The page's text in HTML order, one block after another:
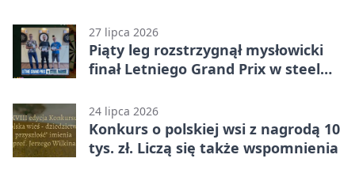
27 lipca 2026
Piąty leg rozstrzygnął mysłowicki
finał Letniego Grand Prix w steel
24 lipca 2026
Konkurs o polskiej wsi z nagrodą 10
tys. zł. Liczą się także wspomnienia